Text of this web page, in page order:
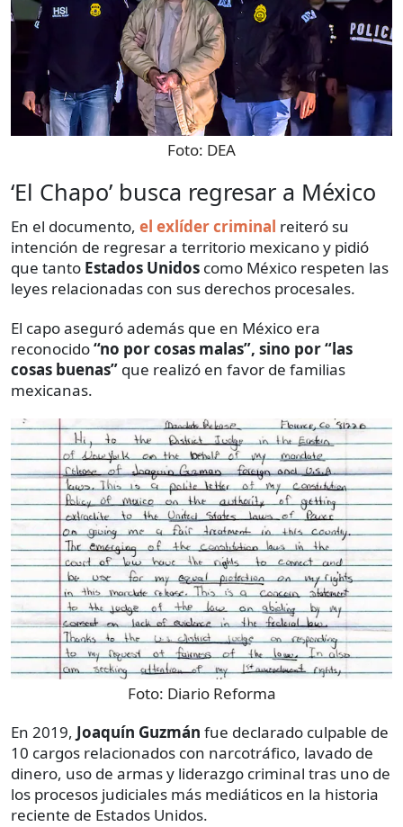
Foto: DEA
‘El Chapo’ busca regresar a México
En el documento, el exlíder criminal reiteró su
intención de regresar a territorio mexicano y pidió
que tanto Estados Unidos como México respeten las
leyes relacionadas con sus derechos procesales.
El capo aseguró además que en México era
reconocido“no por cosas malas”, sino por “las
cosas buenas” que realizó en favor de familias
mexicanas.
Foto: Diario Reforma
En 2019, Joaquín Guzmán fue declarado culpable de
10 cargos relacionados con narcotráfico, lavado de
dinero, uso de armas y liderazgo criminal tras uno de
los procesos judiciales más mediáticos en la historia
reciente de Estados Unidos.